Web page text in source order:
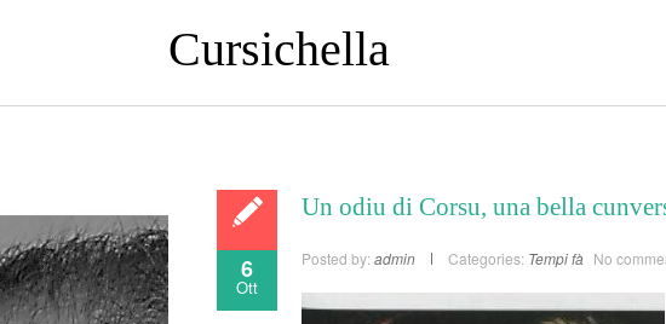
Cursichella
6
Ott
Un odiu di Corsu, una bella
Posted by: admin Categories: Tempi fà No